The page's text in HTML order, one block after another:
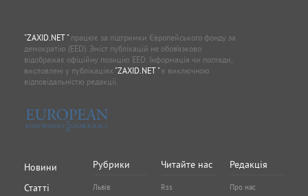
"ZAXID.NET "працює за підтримки Європейського фонду за
демократію (EED). Зміст публікацій не обов’язково
відображає офіційну позицію EED. Інформація чи погляди,
висловлені у публікаціях "ZAXID.NET "є виключною
відповідальністю редакції.
Новини
Статті
Рубрики
Львів
Читайте нас
Rss
Редакція
Про нас